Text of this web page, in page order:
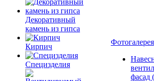
Декоративный
камень из гипса
Кирпич
Специзделия
Фотогалерея